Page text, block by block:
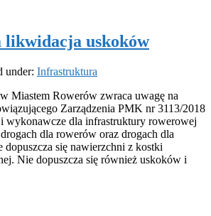
likwidacja uskoków
under: Infrastruktura
Miastem Rowerów zwraca uwagę na
Zarządzenia PMK nr 3113/2018
wykonawcze dla infrastruktury rowerowej
dla rowerów oraz drogach dla
się nawierzchni z kostki
Nie dopuszcza się również uskoków i